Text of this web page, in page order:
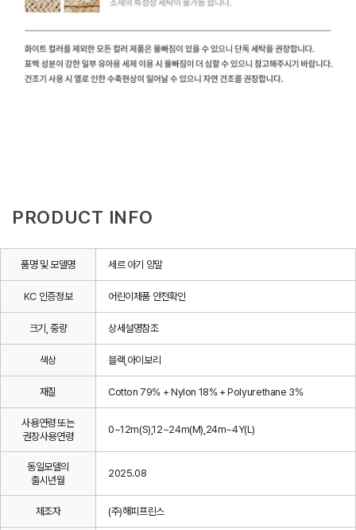
PRODUCT INFO
품명 및 모델명 세르 아기 양말
KC 인증정보 어린이제품 안전확인
크기, 중량 상세설명참조
색상 블랙,아이보리
재질 Cotton 79% + Nylon 18% + Polyurethane 3%
사용연령 또는
권장사용연령
0~12m(S),12~24m(M),24m~4Y(L)
동일모델의
출시년월
2025.08
제조자 (주)해피프린스